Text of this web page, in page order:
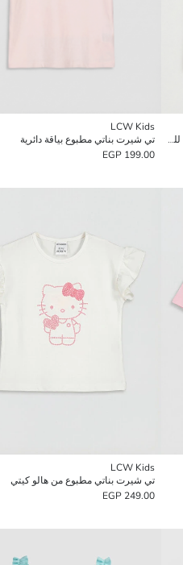
قميص داخلي بدون أكمام مطبوع بياقة دائرية للبنات
LCW Kids
تي شيرت بناتي مطبوع بياقة دائرية
199.00 EGP
LCW Kids
تي شيرت بناتي مطبوع من هالو كيتي
249.00 EGP